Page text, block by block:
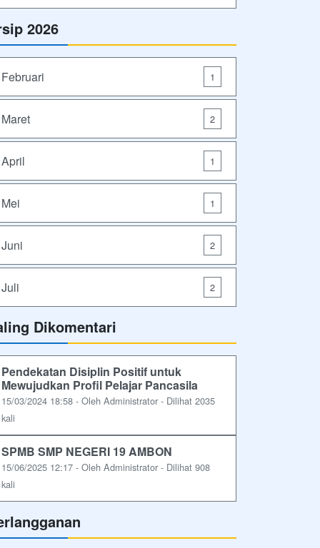
2026
Februari 1
Maret 2
April 1
Mei 1
Juni 2
Juli 2
Dikomentari
Pendekatan Disiplin Positif untuk
Mewujudkan Profil Pelajar Pancasila
15/03/2024 18:58 - Oleh Administrator - Dilihat 2035
kali
SPMB SMP NEGERI 19 AMBON
15/06/2025 12:17 - Oleh Administrator - Dilihat 908
kali